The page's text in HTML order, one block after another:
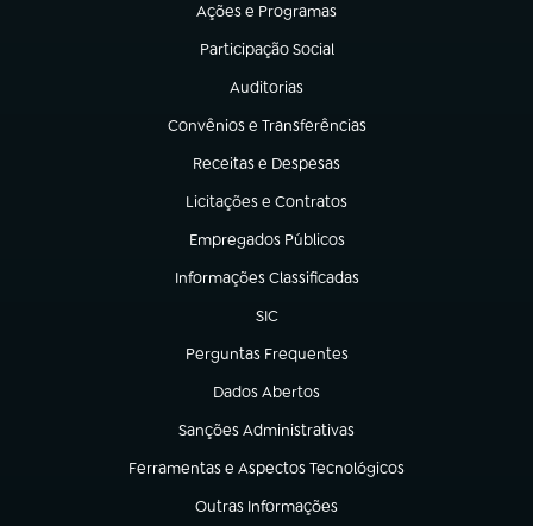
Ações e Programas
(abre em nova aba)
Participação Social
(abre em nova aba)
Auditorias
(abre em nova aba)
Convênios e Transferências
(abre em nova aba)
Receitas e Despesas
(abre em nova aba)
Licitações e Contratos
(abre em nova aba)
Empregados Públicos
(abre em nova aba)
Informações Classificadas
(abre em nova aba)
SIC
(abre em nova aba)
Perguntas Frequentes
(abre em nova aba)
Dados Abertos
(abre em nova aba)
Sanções Administrativas
(abre em nova aba)
Ferramentas e Aspectos Tecnológicos
(abre em nova aba)
Outras Informações
(abre em nova aba)